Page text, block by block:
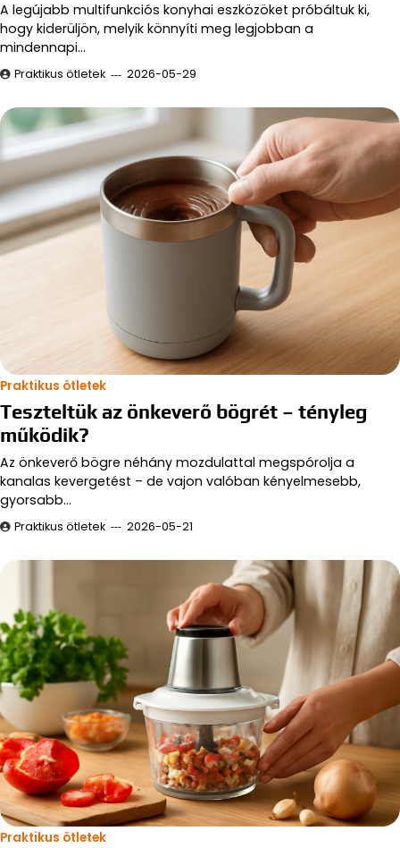
A legújabb multifunkciós konyhai eszközöket próbáltuk ki,
hogy kiderüljön, melyik könnyíti meg legjobban a
mindennapi…
Praktikus ötletek 2026-05-29
Praktikus ötletek
Teszteltük az önkeverő bögrét – tényleg
működik?
Az önkeverő bögre néhány mozdulattal megspórolja a
kanalas kevergetést – de vajon valóban kényelmesebb,
gyorsabb…
Praktikus ötletek 2026-05-21
Praktikus ötletek